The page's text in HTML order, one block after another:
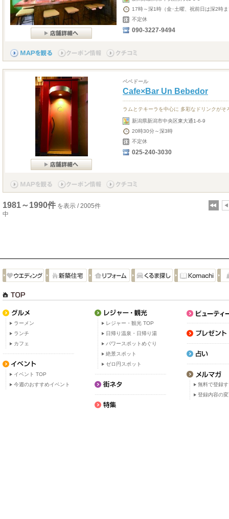
17時～深1時（金･土曜、祝前日は深2時
不定休
090-3227-9494
ベベドール
Cafe×Bar Un Bebedor
ラムとテキーラを中心に 多彩なドリンクがそ
新潟県新潟市中央区東大通1-6-9
20時30分～深3時
不定休
025-240-3030
1981～1990件 を表示 / 2005件
中
ラーメン
ランチ
カフェ
イベント TOP
今週のおすすめイベント
レジャー・観光 TOP
日帰り温泉・日帰り湯
パワースポットめぐり
絶景スポット
ゼロ円スポット
無料で登録
登録内容の